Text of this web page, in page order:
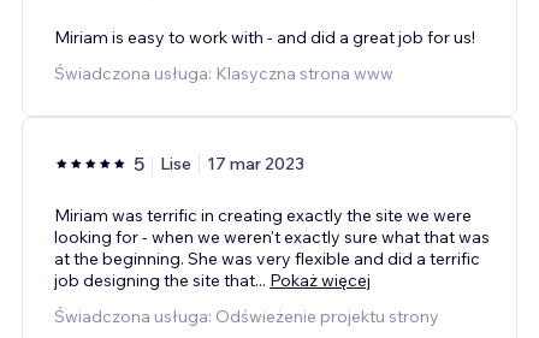
Miriam is easy to work with - and did a great job for us!
Świadczona usługa: Klasyczna strona www
5 Lise 17 mar 2023
Miriam was terrific in creating exactly the site we were
looking for - when we weren't exactly sure what that was
at the beginning. She was very flexible and did a terrific
job designing the site that... Pokaż więcej
Świadczona usługa: Odświeżenie projektu strony